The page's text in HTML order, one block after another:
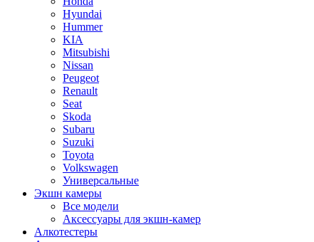
Hyundai
Hummer
KIA
Mitsubishi
Nissan
Peugeot
Renault
Seat
Skoda
Subaru
Suzuki
Toyota
Volkswagen
Универсальные
Экшн камеры
Все модели
Аксессуары для экшн-камер
Алкотестеры